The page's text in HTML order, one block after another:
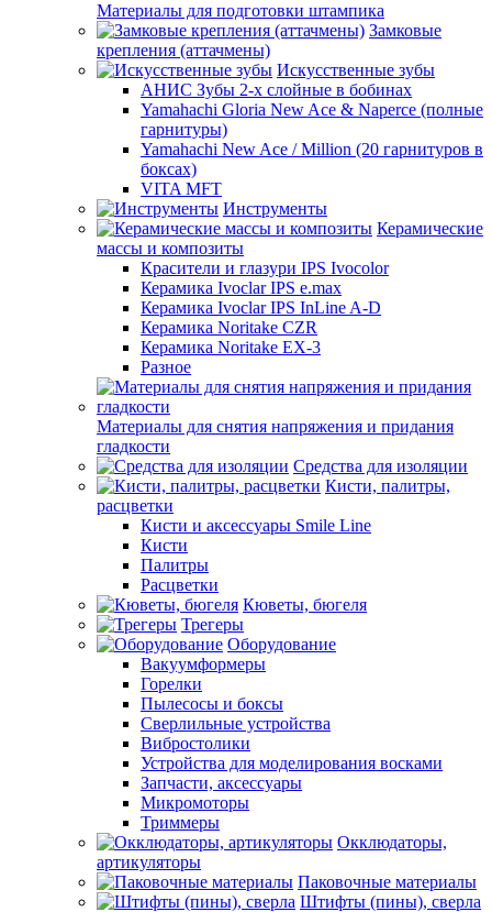
Материалы для подготовки штампика
Замковые
крепления (аттачмены)
Искусственные зубы
АНИС Зубы 2-х слойные в бобинах
Yamahachi Gloria New Ace & Naperce (полные
гарнитуры)
Yamahachi New Ace / Million (20 гарнитуров в
боксах)
VITA MFT
Инструменты
Керамические
массы и композиты
Красители и глазури IPS Ivocolor
Керамика Ivoclar IPS e.max
Керамика Ivoclar IPS InLine A-D
Керамика Noritake CZR
Керамика Noritake EX-3
Разное
Материалы для снятия напряжения и придания
гладкости
Средства для изоляции
Кисти, палитры,
расцветки
Кисти и аксессуары Smile Line
Кисти
Палитры
Расцветки
Кюветы, бюгеля
Трегеры
Оборудование
Вакуумформеры
Горелки
Пылесосы и боксы
Сверлильные устройства
Вибростолики
Устройства для моделирования восками
Запчасти, аксессуары
Микромоторы
Триммеры
Окклюдаторы,
артикуляторы
Паковочные материалы
Штифты (пины), сверла